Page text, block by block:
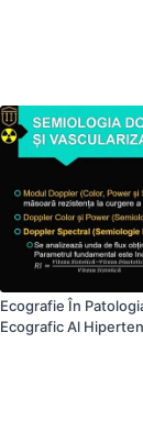
Ecografie În
Ecografic Al